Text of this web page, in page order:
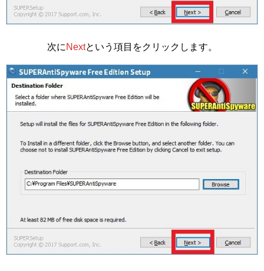
次に Nextという項目をクリックします。